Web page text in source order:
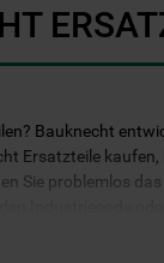
Bauknecht
Ersatzteile
Sie problemlos
Industriecode
Ersatzteil.